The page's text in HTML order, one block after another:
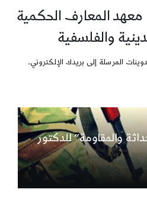
المعارف الحكمية
والفلسفية
المرسلة إلى بريدك الإلكتروني.
والمقاومة” للدكتور